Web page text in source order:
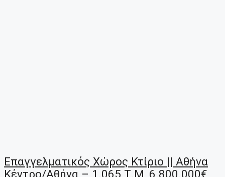
Επαγγελματικός Χώρος Κτίριο || Αθήνα
Κέντρο/Αθήνα – 1.065 Τ.μ, 6.800.000€